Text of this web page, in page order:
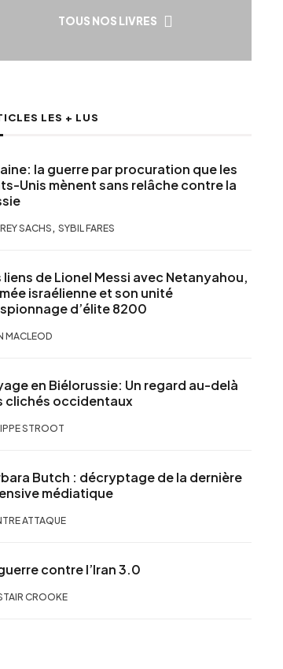
TOUS NOS LIVRES
LES + LUS
la guerre par procuration que les
Unis mènent sans relâche contre la
SACHS , SYBIL FARES
liens de Lionel Messi avec Netanyahou,
israélienne et son unité
d’élite 8200
MACLEOD
en Biélorussie: Un regard au-delà
clichés occidentaux
STROOT
Butch : décryptage de la dernière
médiatique
ATTAQUE
contre l’Iran 3.0
CROOKE